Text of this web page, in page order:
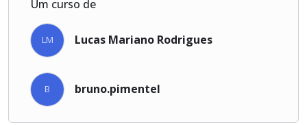
Um curso de
LM Lucas Mariano Rodrigues
B bruno.pimentel